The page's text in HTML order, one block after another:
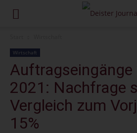
Wirtschaft
Auftragseingänge
2021: Nachfrage
Vergleich zum
15%